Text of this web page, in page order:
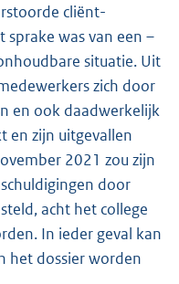
cliënt-
was van een –
situatie. Uit
zich door
en ook daadwerkelijk
en zijn uitgevallen
2021 zou zijn
door
acht het college
In ieder geval kan
het dossier worden